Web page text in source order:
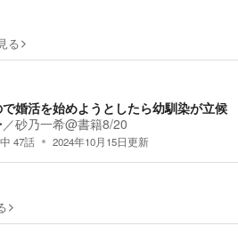
る
婚活を始めようとしたら幼馴染が立候
／砂乃一希@書籍8/20
47話 2024年10月15日更新